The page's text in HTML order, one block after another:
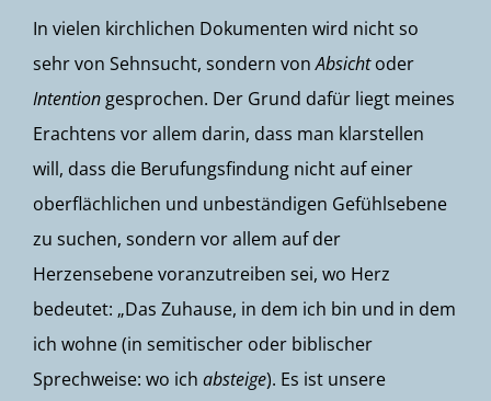
In vielen kirchlichen Dokumenten wird nicht so
sehr von Sehnsucht, sondern vonAbsichtoder
Intention gesprochen. Der Grund dafür liegt meines
Erachtens vor allem darin, dass man klarstellen
will, dass die Berufungsfindung nicht auf einer
oberflächlichen und unbeständigen Gefühlsebene
zu suchen, sondern vor allem auf der
Herzensebene voranzutreiben sei, wo Herz
bedeutet: „Das Zuhause, in dem ich bin und in dem
ich wohne (in semitischer oder biblischer
Sprechweise: wo ich absteige). Es ist unsere